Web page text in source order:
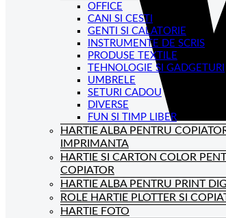
OFFICE
CANI SI CESTI
GENTI SI CALATORIE
INSTRUMENTE DE SCRIS
PRODUSE TEXTILE
TEHNOLOGIE SI GADGETURI
UMBRELE
SETURI CADOU
DIVERSE
FUN SI TIMP LIBER
HARTIE ALBA PENTRU
IMPRIMANTA
HARTIE SI CARTON COLOR
COPIATOR
HARTIE ALBA PENTRU PRINT
ROLE HARTIE PLOTTER SI
HARTIE FOTO